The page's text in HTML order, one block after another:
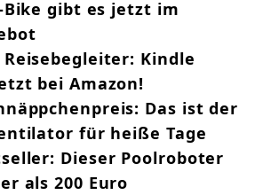
Bike gibt es jetzt im
Kindle
bei Amazon!
Das ist der
für heiße Tage
Dieser Poolroboter
als 200 Euro